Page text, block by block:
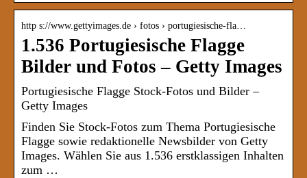
http s://www.gettyimages.de › fotos › portugiesische-fla…
1.536 Portugiesische Flagge
Bilder und Fotos – Getty Images
Portugiesische Flagge Stock-Fotos und Bilder –
Getty Images
Finden Sie Stock-Fotos zum Thema Portugiesische
Flagge sowie redaktionelle Newsbilder von Getty
Images. Wählen Sie aus 1.536 erstklassigen Inhalten
zum …